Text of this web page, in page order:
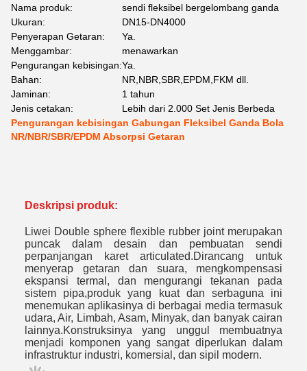
Nama produk:
sendi fleksibel bergelombang ganda
Ukuran:
DN15-DN4000
Penyerapan Getaran:
Ya.
Menggambar:
menawarkan
Pengurangan kebisingan:Ya.
Bahan:
NR,NBR,SBR,EPDM,FKM dll.
Jaminan:
1 tahun
Jenis cetakan:
Lebih dari 2.000 Set Jenis Berbeda
Pengurangan kebisingan Gabungan Fleksibel Ganda Bola
NR/NBR/SBR/EPDM Absorpsi Getaran
Deskripsi produk:
Liwei Double sphere flexible rubber joint merupakan
puncak dalam desain dan pembuatan sendi
perpanjangan karet articulated.Dirancang untuk
menyerap getaran dan suara, mengkompensasi
ekspansi termal, dan mengurangi tekanan pada
sistem pipa,produk yang kuat dan serbaguna ini
menemukan aplikasinya di berbagai media termasuk
udara, Air, Limbah, Asam, Minyak, dan banyak cairan
lainnya.Konstruksinya yang unggul membuatnya
menjadi komponen yang sangat diperlukan dalam
infrastruktur industri, komersial, dan sipil modern.